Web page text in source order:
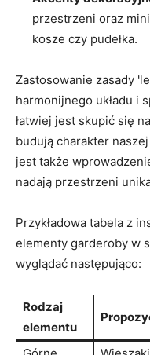
przestrzeni oraz
kosze czy pudełka.
Zastosowanie zasady
harmonijnego układu i
łatwiej jest skupić się
budują charakter
jest także
nadają przestrzeni
Przykładowa tabela z
elementy garderoby w
wyglądać następująco:
Rodzaj
elementu